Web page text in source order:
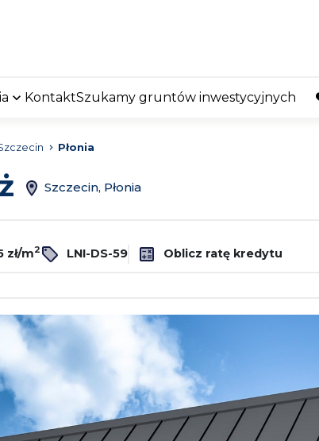
KontaktSzukamy gruntów inwestycyjnych
Płonia
Szczecin, Płonia
zł/m2 LNI-DS-59 Oblicz ratę kredytu